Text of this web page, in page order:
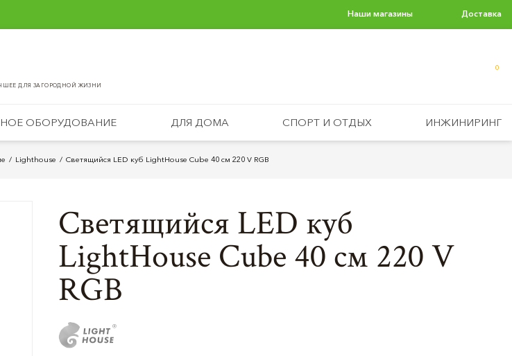
Наши магазины Доставка
ДЛЯ ЗАГОРОДНОЙ ЖИЗНИ
0
ОБОРУДОВАНИЕ ДЛЯ ДОМА СПОРТ И ОТДЫХ ИНЖИНИРИНГ
Lighthouse Светящийся LED куб LightHouse Cube 40 см 220 V RGB
Светящийся LED куб
LightHouse Cube 40 см 220 V
RGB